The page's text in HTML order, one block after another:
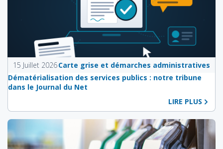
15 Juillet 2026Carte grise et démarches administratives
Dématérialisation des services publics : notre tribune
dans le Journal du Net
LIRE PLUS